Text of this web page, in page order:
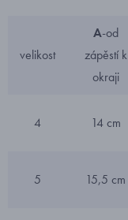
velikost
A-od
zápěstí k
okraji
4 14 cm
5 15,5 cm